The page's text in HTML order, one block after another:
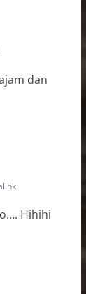
dan
Hihihi